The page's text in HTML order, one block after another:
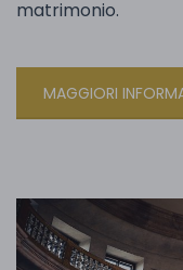
matrimonio.
MAGGIORI